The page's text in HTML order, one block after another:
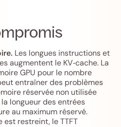
Les longues instructions et
augmentent le KV‑cache. La
GPU pour le nombre
entraîner des problèmes
réservée non utilisée
longueur des entrées
au maximum réservé.
est restreint, le TTFT